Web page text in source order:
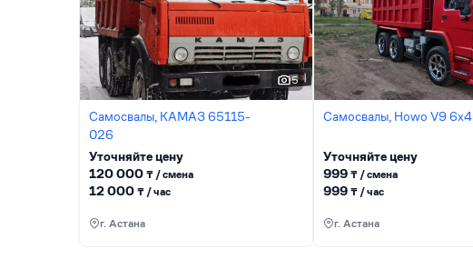
5
Самосвалы, КАМАЗ 65115-
026
Уточняйте цену
120 000 ₸ / сменa
12 000 ₸ / час
г. Астана
Самосвалы, Howo V9 6х4
Уточняйте цену
999₸ / сменa
999₸ / час
г. Астана